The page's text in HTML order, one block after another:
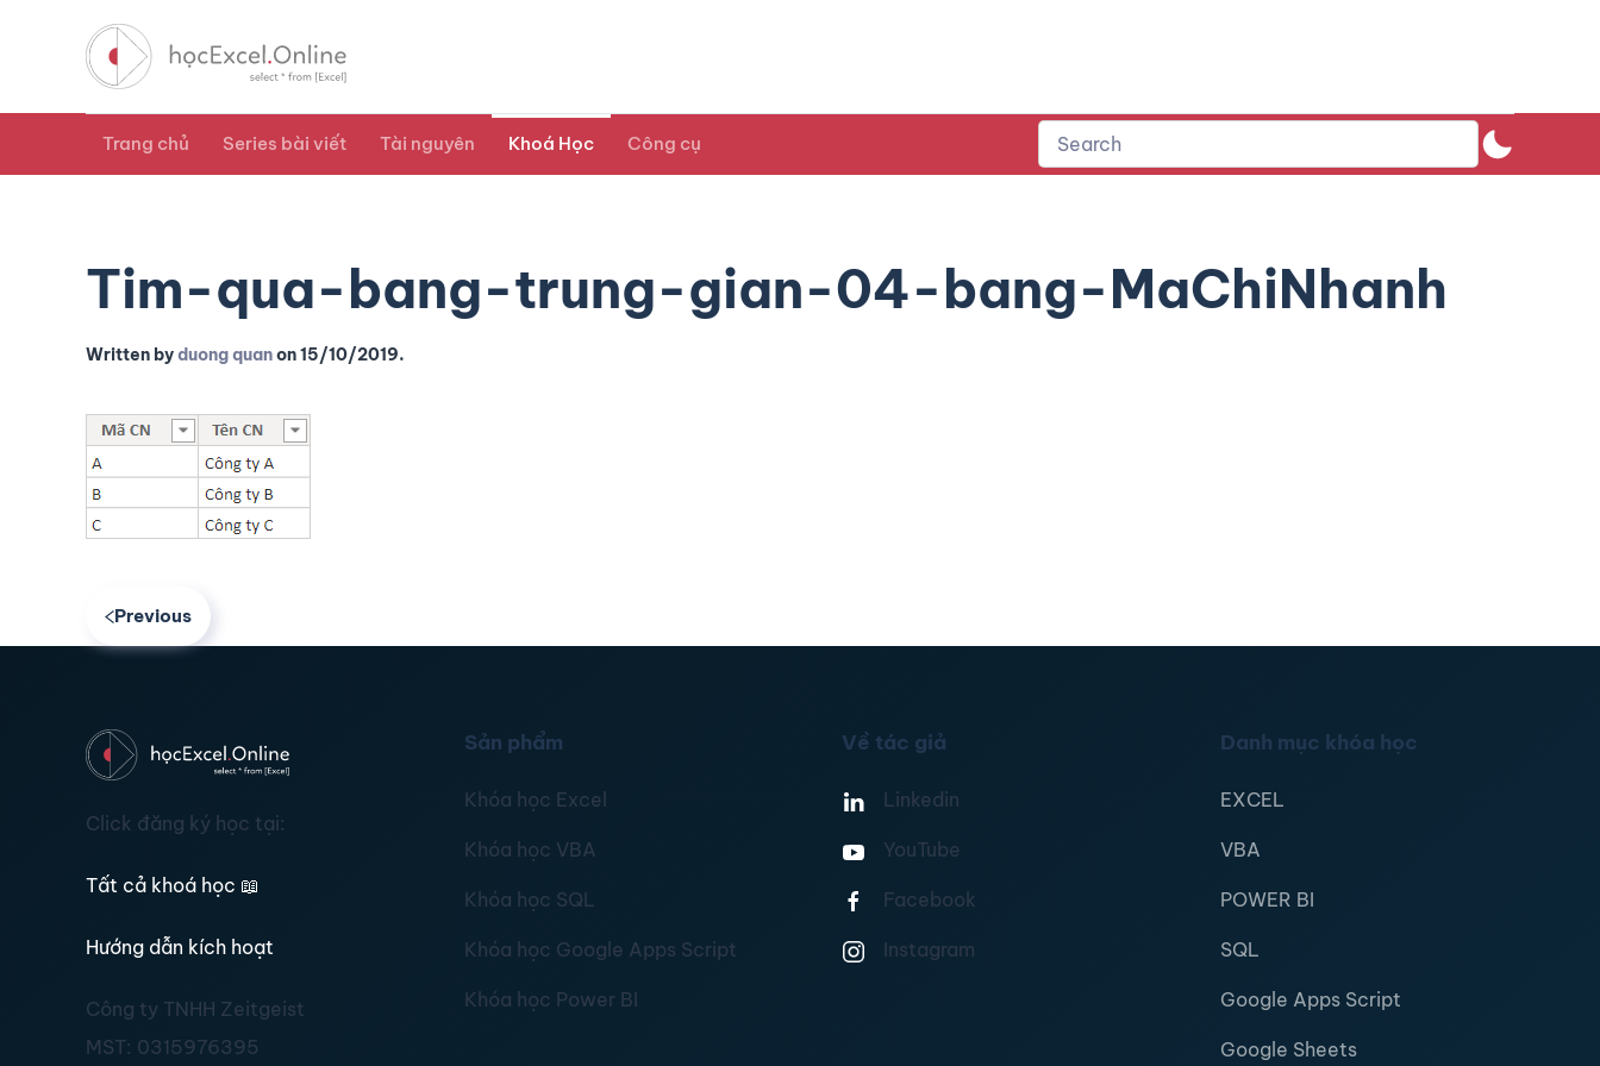
Trang chủ Series bài viết Tài nguyên Khoá Học Công cụ
Tim-qua-bang-trung-gian-04-bang-MaChiNhanh
Written byduong quanon15/10/2019.
Previous
Click đăng ký học tại:
Tất cả khoá học 📖
Hướng dẫn kích hoạt
Công ty TNHH Zeitgeist
MST: 0315976395
Sản phẩm
Khóa học Excel
Khóa học VBA
Khóa học SQL
Khóa học Google Apps Script
Khóa học Power BI
Về tác giả
Linkedin
YouTube
Facebook
Instagram
Danh mục khóa học
EXCEL
VBA
POWER BI
SQL
Google Apps Script
Google Sheets